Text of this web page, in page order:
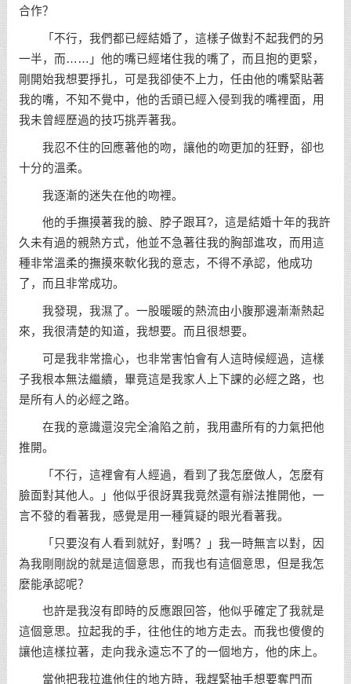
合作？
「不行，我們都已經結婚了，這樣子做對不起我們的另
一半，而……」他的嘴已經堵住我的嘴了，而且抱的更緊，
剛開始我想要掙扎，可是我卻使不上力，任由他的嘴緊貼著
我的嘴，不知不覺中，他的舌頭已經入侵到我的嘴裡面，用
我未曾經歷過的技巧挑弄著我。
我忍不住的回應著他的吻，讓他的吻更加的狂野，卻也
十分的溫柔。
我逐漸的迷失在他的吻裡。
他的手撫摸著我的臉、脖子跟耳?，這是結婚十年的我許
久未有過的親熱方式，他並不急著往我的胸部進攻，而用這
種非常溫柔的撫摸來軟化我的意志，不得不承認，他成功
了，而且非常成功。
我發現，我濕了。一股暖暖的熱流由小腹那邊漸漸熱起
來，我很清楚的知道，我想要。而且很想要。
可是我非常擔心，也非常害怕會有人這時候經過，這樣
子我根本無法繼續，畢竟這是我家人上下課的必經之路，也
是所有人的必經之路。
在我的意識還沒完全淪陷之前，我用盡所有的力氣把他
推開。
「不行，這裡會有人經過，看到了我怎麼做人，怎麼有
臉面對其他人。」他似乎很訝異我竟然還有辦法推開他，一
言不發的看著我，感覺是用一種質疑的眼光看著我。
「只要沒有人看到就好，對嗎？」我一時無言以對，因
為我剛剛說的就是這個意思，而我也有這個意思，但是我怎
麼能承認呢？
也許是我沒有即時的反應跟回答，他似乎確定了我就是
這個意思。拉起我的手，往他住的地方走去。而我也傻傻的
讓他這樣拉著，走向我永遠忘不了的一個地方，他的床上。
當他把我拉進他住的地方時，我趕緊抽手想要奪門而